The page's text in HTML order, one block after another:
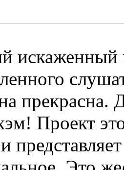
искаженный
Проект
и